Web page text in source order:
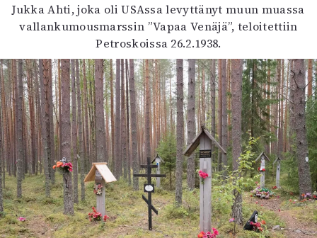
Jukka Ahti, joka oli USAssa levyttänyt muun muassa
vallankumousmarssin ”Vapaa Venäjä”, teloitettiin
Petroskoissa 26.2.1938.